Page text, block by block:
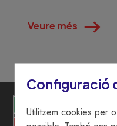
Veure més
Configuració
Utilitzem cookies per